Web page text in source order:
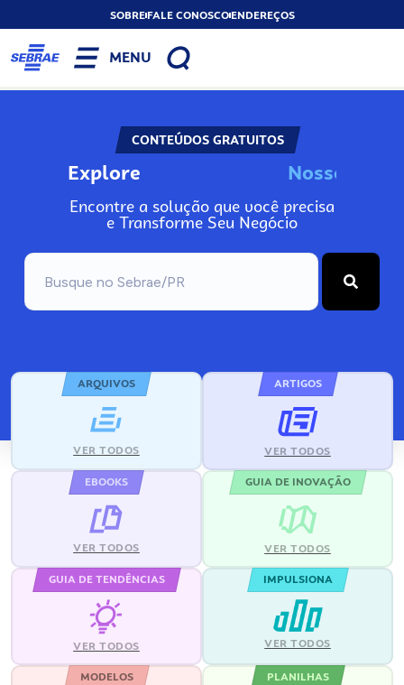
SOBREFALE CONOSCOENDEREÇOS
MENU
CONTEÚDOS GRATUITOS
Explore No
Encontre a solução que você precisa
e Transforme Seu Negócio
ARQUIVOS
VER TODOS
ARTIGOS
VER TODOS
EBOOKS
VER TODOS
GUIA DE INOVAÇÃO
VER TODOS
GUIA DE TENDÊNCIAS
VER TODOS
IMPULSIONA
VER TODOS
MODELOS PLANILHAS